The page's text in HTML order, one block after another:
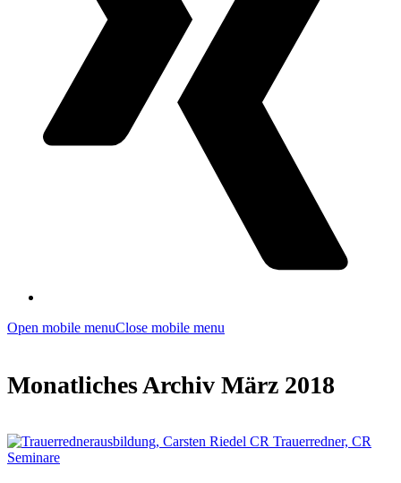
Open mobile menuClose mobile menu
Monatliches Archiv März 2018